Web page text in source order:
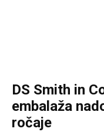
DS Smith in
embalaža
ročaje